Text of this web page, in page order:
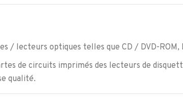
/ lecteurs optiques telles que CD / DVD-ROM,
de circuits imprimés des lecteurs de
qualité.